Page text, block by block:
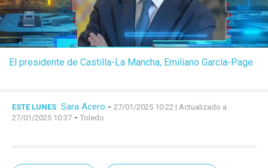
El presidente de Castilla-La Mancha, Emiliano García-Page.
ESTE LUNES Sara Acero - 27/01/2025 10:22 | Actualizado a
27/01/2025 10:37 - Toledo